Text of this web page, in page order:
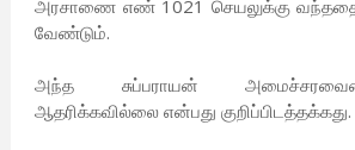
அரசாணை எண் 1021 செயலுக்கு
வேண்டும்.
அந்த சுப்பராயன்
ஆதரிக்கவில்லை என்பது குறிப்பிடத்தக்கது.